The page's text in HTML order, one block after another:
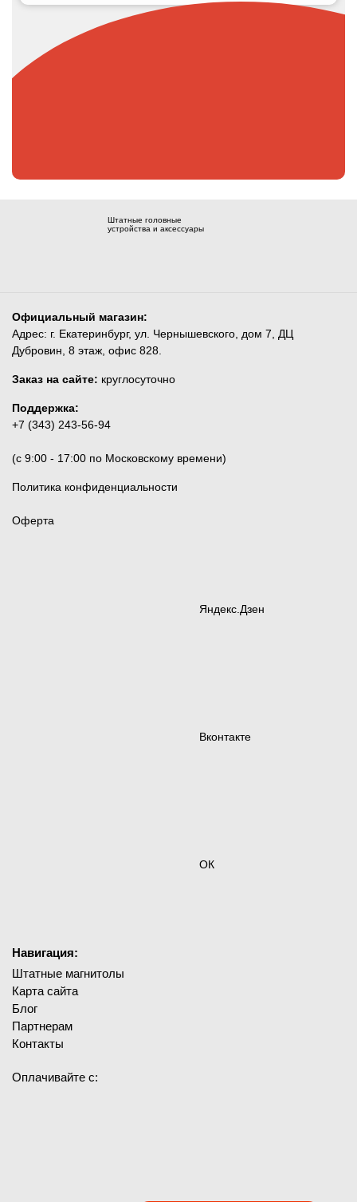
Штатные головные
устройства и аксессуары
Официальный магазин:
Адрес: г. Екатеринбург, ул. Чернышевского, дом 7, ДЦ
Дубровин, 8 этаж, офис 828.
Заказ на сайте: круглосуточно
Поддержка:
+7 (343) 243-56-94
(c 9:00 - 17:00 по Московскому времени)
Политика конфиденциальности
Оферта
Яндекс.Дзен
Вконтакте
ОК
Навигация:
Штатные магнитолы
Карта сайта
Блог
Партнерам
Контакты
Оплачивайте с: